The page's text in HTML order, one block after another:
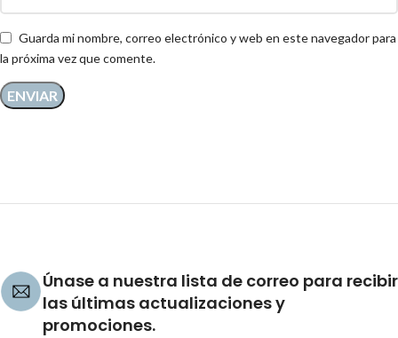
Guarda mi nombre, correo electrónico y web en este navegador para
la próxima vez que comente.
Únase a nuestra lista de correo para recibir
las últimas actualizaciones y
promociones.